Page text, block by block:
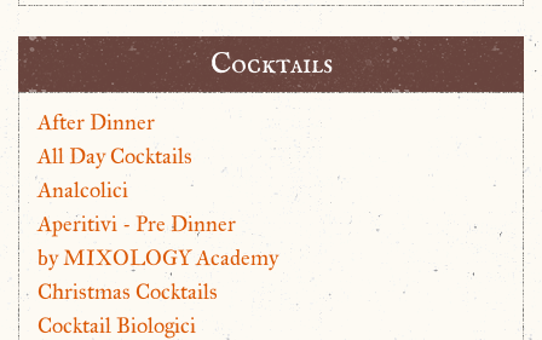
Cocktails
After Dinner
All Day Cocktails
Analcolici
Aperitivi - Pre Dinner
by MIXOLOGY Academy
Christmas Cocktails
Cocktail Biologici